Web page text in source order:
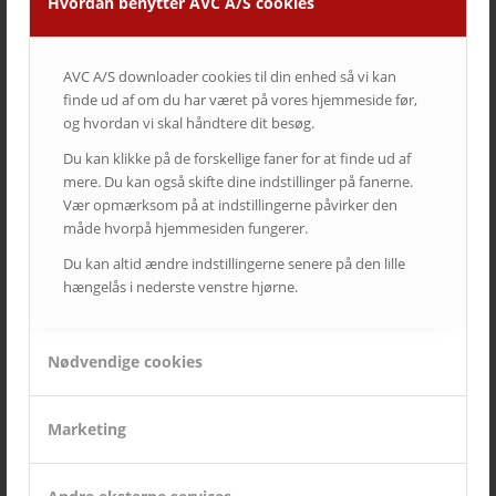
AVC A/S downloader cookies til din enhed så vi kan
finde ud af om du har været på vores hjemmeside før,
og hvordan vi skal håndtere dit besøg.
Du kan klikke på de forskellige faner for at finde ud af
mere. Du kan også skifte dine indstillinger på fanerne.
Vær opmærksom på at indstillingerne påvirker den
måde hvorpå hjemmesiden fungerer.
Du kan altid ændre indstillingerne senere på den lille
hængelås i nederste venstre hjørne.
Nødvendige cookies
Marketing
1. november 2018
Herningsholm Erhvervsgymnasium
31. oktober 2018
12. september 2018
Jyske Bank
29. januar 2018